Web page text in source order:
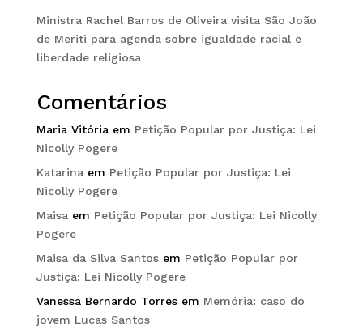
Ministra Rachel Barros de Oliveira visita São João
de Meriti para agenda sobre igualdade racial e
liberdade religiosa
Comentários
Maria Vitóriaem Petição Popular por Justiça: Lei
Nicolly Pogere
Katarinaem Petição Popular por Justiça: Lei
Nicolly Pogere
Maisaem Petição Popular por Justiça: Lei Nicolly
Pogere
Maisa da Silva Santosem Petição Popular por
Justiça: Lei Nicolly Pogere
Vanessa Bernardo Torresem Memória: caso do
jovem Lucas Santos